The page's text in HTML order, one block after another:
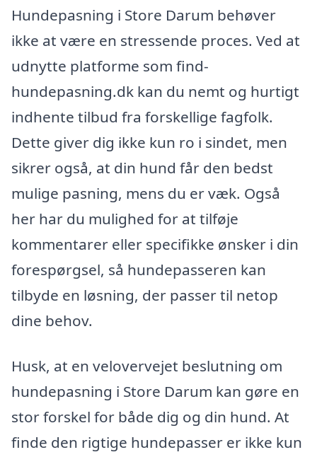
Hundepasning i Store Darum behøver
ikke at være en stressende proces. Ved at
udnytte platforme som find-
hundepasning.dk kan du nemt og hurtigt
indhente tilbud fra forskellige fagfolk.
Dette giver dig ikke kun ro i sindet, men
sikrer også, at din hund får den bedst
mulige pasning, mens du er væk. Også
her har du mulighed for at tilføje
kommentarer eller specifikke ønsker i din
forespørgsel, så hundepasseren kan
tilbyde en løsning, der passer til netop
dine behov.
Husk, at en velovervejet beslutning om
hundepasning i Store Darum kan gøre en
stor forskel for både dig og din hund. At
finde den rigtige hundepasser er ikke kun